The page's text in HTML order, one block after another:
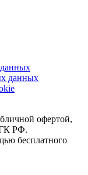
данных
офертой,
ГК РФ.
бесплатного